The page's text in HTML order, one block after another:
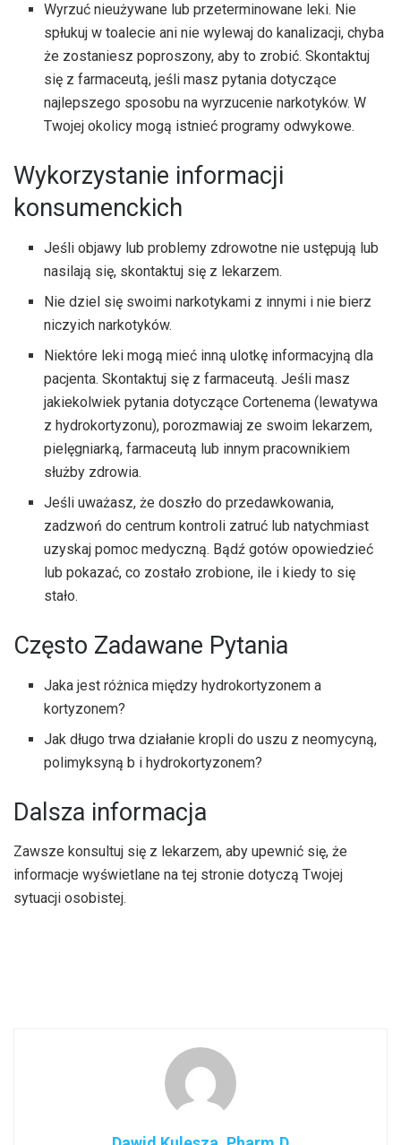
Wyrzuć nieużywane lub przeterminowane leki. Nie
spłukuj w toalecie ani nie wylewaj do kanalizacji, chyba
że zostaniesz poproszony, aby to zrobić. Skontaktuj
się z farmaceutą, jeśli masz pytania dotyczące
najlepszego sposobu na wyrzucenie narkotyków. W
Twojej okolicy mogą istnieć programy odwykowe.
Wykorzystanie informacji
konsumenckich
Jeśli objawy lub problemy zdrowotne nie ustępują lub
nasilają się, skontaktuj się z lekarzem.
Nie dziel się swoimi narkotykami z innymi i nie bierz
niczyich narkotyków.
Niektóre leki mogą mieć inną ulotkę informacyjną dla
pacjenta. Skontaktuj się z farmaceutą. Jeśli masz
jakiekolwiek pytania dotyczące Cortenema (lewatywa
z hydrokortyzonu), porozmawiaj ze swoim lekarzem,
pielęgniarką, farmaceutą lub innym pracownikiem
służby zdrowia.
Jeśli uważasz, że doszło do przedawkowania,
zadzwoń do centrum kontroli zatruć lub natychmiast
uzyskaj pomoc medyczną. Bądź gotów opowiedzieć
lub pokazać, co zostało zrobione, ile i kiedy to się
stało.
Często Zadawane Pytania
Jaka jest różnica między hydrokortyzonem a
kortyzonem?
Jak długo trwa działanie kropli do uszu z neomycyną,
polimyksyną b i hydrokortyzonem?
Dalsza informacja
Zawsze konsultuj się z lekarzem, aby upewnić się, że
informacje wyświetlane na tej stronie dotyczą Twojej
sytuacji osobistej.